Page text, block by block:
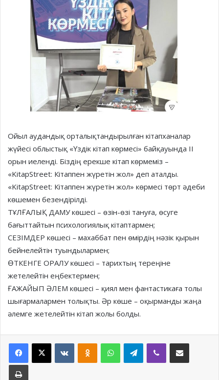
Ойыл аудандық орталықтандырылған кітапханалар
жүйесі облыстық «Үздік кітап көрмесі» байқауында ІІ
орын иеленді. Біздің ерекше кітап көрмеміз –
«KitapStreet: Кітаппен жүретін жол» деп аталды.
«KitapStreet: Кітаппен жүретін жол» көрмесі төрт әдеби
көшемен безендірілді.
ТҰЛҒАЛЫҚ ДАМУ көшесі – өзін-өзі тануға, өсуге
бағыттайтын психологиялық кітаптармен;
СЕЗІМДЕР көшесі – махаббат пен өмірдің нәзік қырын
бейнелейтін туындылармен;
ӨТКЕНГЕ ОРАЛУ көшесі – тарихтың тереңіне
жетелейтін еңбектермен;
ҒАЖАЙЫП ӘЛЕМ көшесі – қиял мен фантастикаға толы
шығармалармен толықты. Әр көше – оқырманды жаңа
әлемге жетелейтін кітап жолы болды.
Facebook
X VKontakteOdnoklassniki
WhatsAppTelegramViber Share via Email
Print